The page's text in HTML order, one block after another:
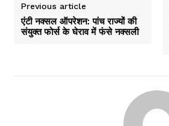
Previous article
एंटी नक्सल ऑपरेशन: पांच राज्यों की
संयुक्त फोर्स के घेराव में फंसे नक्सली